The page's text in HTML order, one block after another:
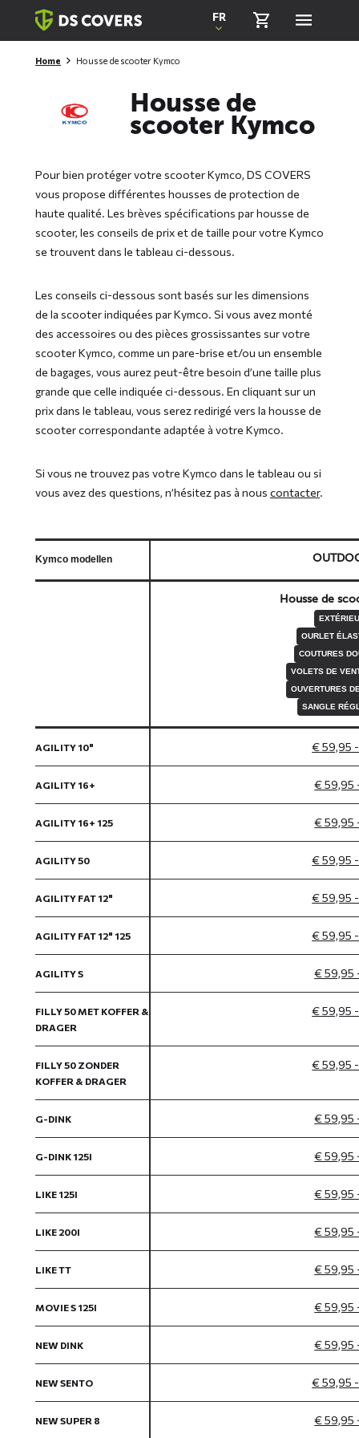
Skiplinks
FR
Home Housse de scooter Kymco
Housse de
scooter Kymco
Pour bien protéger votre scooter Kymco, DS COVERS
vous propose différentes housses de protection de
haute qualité. Les brèves spécifications par housse de
scooter, les conseils de prix et de taille pour votre Kymco
se trouvent dans le tableau ci-dessous.
Les conseils ci-dessous sont basés sur les dimensions
de la scooter indiquées par Kymco. Si vous avez monté
des accessoires ou des pièces grossissantes sur votre
scooter Kymco, comme un pare-brise et/ou un ensemble
de bagages, vous aurez peut-être besoin d’une taille plus
grande que celle indiquée ci-dessous. En cliquant sur un
prix dans le tableau, vous serez redirigé vers la housse de
scooter correspondante adaptée à votre Kymco.
Si vous ne trouvez pas votre Kymco dans le tableau ou si
vous avez des questions, n’hésitez pas à nous contacter.
Kymco modellen
Housse de
OURLET
COUTURES
VOLETS DE
OUVERTURES
SANGLE
AGILITY 10" € 59,95
AGILITY 16+ € 59,95
AGILITY 16+ 125 € 59,95
AGILITY 50 € 59,95
AGILITY FAT 12" € 59,95
AGILITY FAT 12" 125 € 59,95
AGILITY S € 59,95
FILLY 50 MET KOFFER &
DRAGER
€ 59,95
FILLY 50 ZONDER
KOFFER & DRAGER
€ 59,95
G-DINK € 59,95
G-DINK 125I € 59,95
LIKE 125I € 59,95
LIKE 200I € 59,95
LIKE TT € 59,95
MOVIE S 125I € 59,95
NEW DINK € 59,95
NEW SENTO € 59,95
NEW SUPER 8 € 59,95